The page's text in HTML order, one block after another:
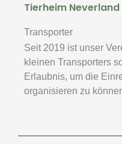
Tierheim Neverland
Transporter
Seit 2019 ist unser
kleinen Transporters
Erlaubnis, um die
organisieren zu